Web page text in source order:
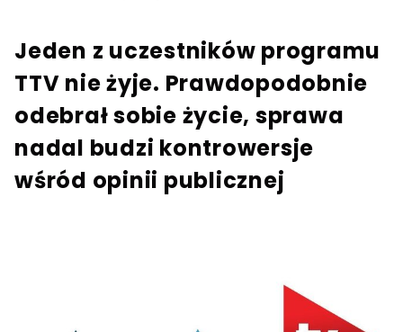
Jeden z uczestników programu
TTV nie żyje. Prawdopodobnie
odebrał sobie życie, sprawa
nadal budzi kontrowersje
wśród opinii publicznej